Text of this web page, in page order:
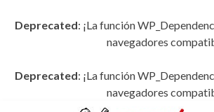
Deprecated: ¡La función
navegadores
Deprecated: ¡La función
navegadores